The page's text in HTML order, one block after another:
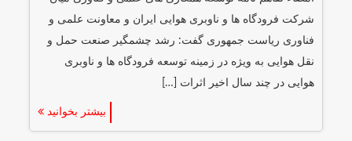
شرکت فرودگاه ها و ناوبری هوایی ایران و معاونت علمی و
فناوری ریاست جمهوری گفت: رشد چشمگیر صنعت حمل و
نقل هوایی به ویژه در زمینه توسعه فرودگاه ها و ناوبری
هوایی در چند سال اخیر اثرات […]
بیشتر بخوانید